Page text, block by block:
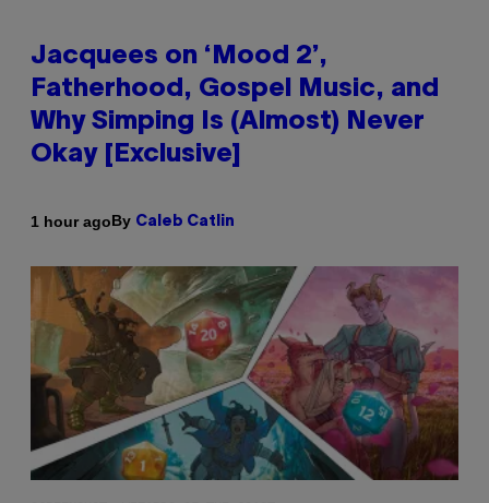
Jacquees on ‘Mood 2’,
Fatherhood, Gospel Music, and
Why Simping Is (Almost) Never
Okay [Exclusive]
1 hour agoBy Caleb Catlin